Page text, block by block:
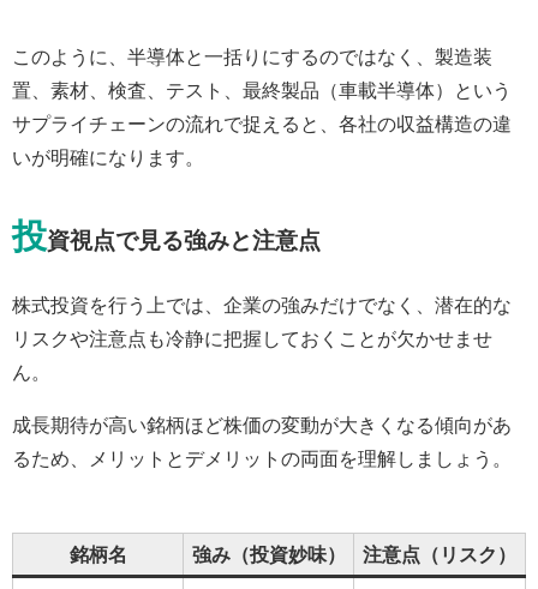
このように、半導体と一括りにするのではなく、製造装
置、素材、検査、テスト、最終製品（車載半導体）という
サプライチェーンの流れで捉えると、各社の収益構造の違
いが明確になります。
投資視点で見る強みと注意点
株式投資を行う上では、企業の強みだけでなく、潜在的な
リスクや注意点も冷静に把握しておくことが欠かせませ
ん。
成長期待が高い銘柄ほど株価の変動が大きくなる傾向があ
るため、メリットとデメリットの両面を理解しましょう。
銘柄名 強み（投資妙味） 注意点（リスク）